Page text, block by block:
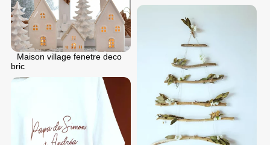
Maison village fenetre deco
bric